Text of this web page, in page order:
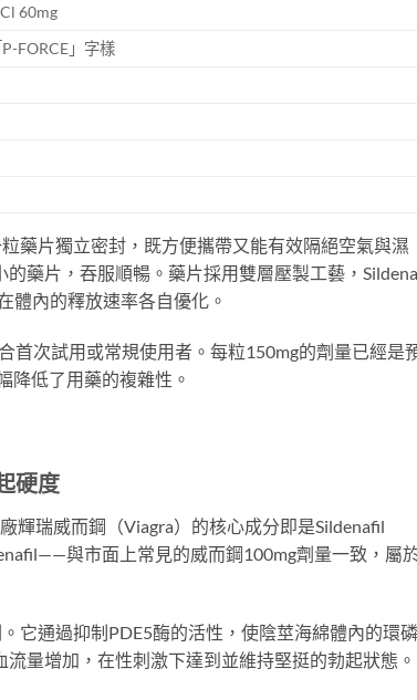
60mg
FORCE」字樣
藥片獨立密封，既方便攜帶又能有效隔絕空氣與濕
藥片，吞服順暢。藥片採用雙層壓製工藝，
體內的釋放速率各自優化。
首次試用或常規使用者。每粒150mg的劑量已經是
降低了用藥的複雜性。
硬度
輝瑞威而鋼（Viagra）的核心成分即是Sildenafil
與市面上常見的威而鋼100mg劑量一致，屬
它通過抑制PDE5酶的活性，使陰莖海綿體內的環
量增加，在性刺激下達到並維持堅挺的勃起狀態。